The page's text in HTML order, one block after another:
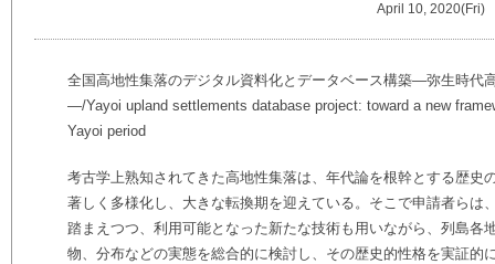
April 10, 2020(Fri)
全国高地性集落のデジタル資料化とデータベース構築―弥生時代
―/Yayoi upland settlements database project: toward a new
Yayoi period
考古学上熟知されてきた高地性集落は、年代論を根幹とする歴史
著しく多様化し、大きな転換期を迎えている。そこで申請者らは
踏まえつつ、利用可能となった新たな技術も用いながら、列島各
物、分布などの実態を総合的に検討し、その歴史的性格を実証的